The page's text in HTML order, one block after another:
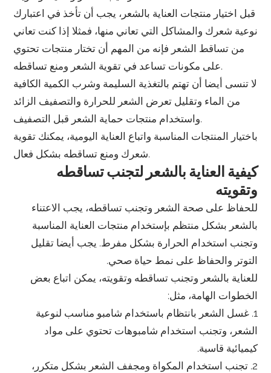
قبل اختيار منتجات العناية بالشعر، يجب أن تأخذ في اعتبارك
نوعية شعرك والمشاكل التي تعاني منها، فمثلا إذا كنت تعاني
من تساقط الشعر فإنه من المهم أن تختار منتجات تحتوي
على مكونات تساعد في تقوية الشعر ومنع تساقطه.
لا تنسى أيضا أن تهتم بالتغذية السليمة وشرب الكمية الكافية
من الماء وتقليل تعرض الشعر للحرارة والتصفيف الزائد
واستخدام منتجات حماية الشعر قبل التصفيف.
باختيار المنتجات المناسبة واتباع العناية اليومية، يمكنك تقوية
شعرك ومنع تساقطه بشكل فعال.
كيفية العناية بالشعر لتجنب تساقطه
وتقويته
للحفاظ على صحة الشعر وتجنب تساقطه، يجب الاعتناء
بالشعر بشكل منتظم بإستخدام منتجات العناية المناسبة
وتجنب استخدام الحرارة بشكل مفرط. يجب أيضا تقليل
التوتر والحفاظ على نمط حياة صحي.
للعناية بالشعر وتجنب تساقطه وتقويته، يمكن اتباع بعض
الخطوات الهامة، مثل:
1. غسل الشعر بانتظام باستخدام شامبو مناسب لنوعية
الشعر، وتجنب استخدام شامبوهات تحتوي على مواد
كيميائية قاسية.
2. تجنب استخدام المكواة ومجفف الشعر بشكل متكرر،